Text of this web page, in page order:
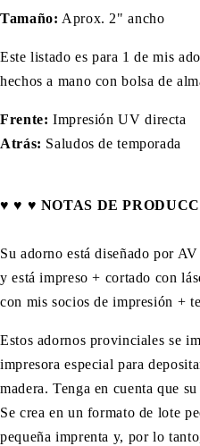
Tamaño: Aprox. 2" ancho
Este listado es para 1 de mis
hechos a mano con bolsa de
Frente: Impresión UV directa
Atrás: Saludos de temporada
♥ ♥ ♥ NOTAS DE
Su adorno está diseñado por
y está impreso + cortado con
con mis socios de impresión +
Estos adornos provinciales se
impresora especial para
madera. Tenga en cuenta que
Se crea en un formato de lote
pequeña imprenta y, por lo